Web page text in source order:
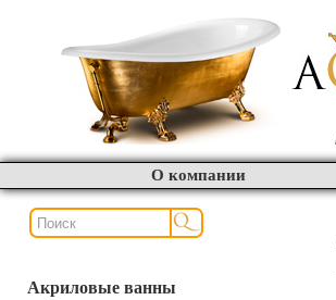
О компании
Акриловые ванны